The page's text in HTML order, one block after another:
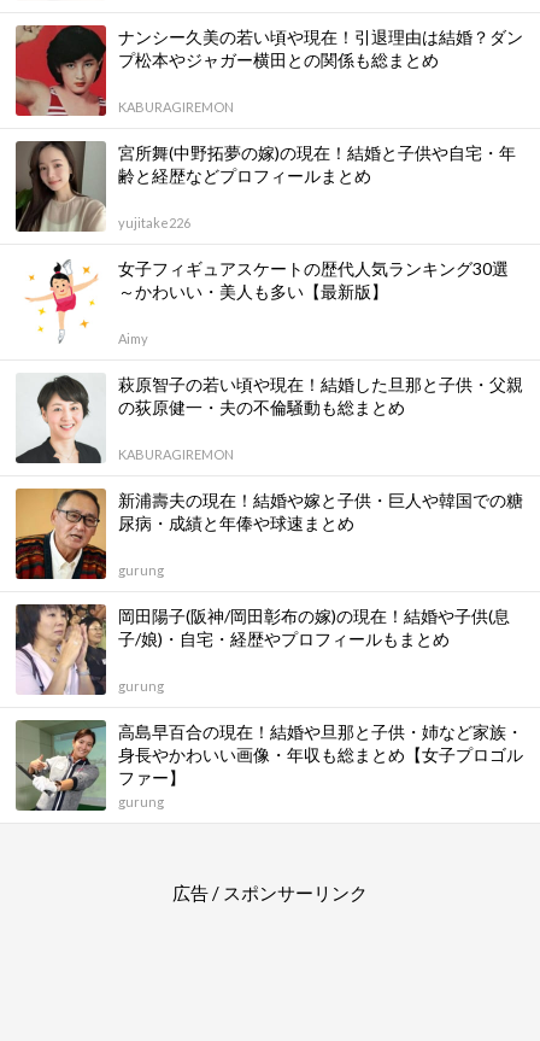
ナンシー久美の若い頃や現在！引退理由は結婚？ダン
プ松本やジャガー横田との関係も総まとめ
KABURAGIREMON
宮所舞(中野拓夢の嫁)の現在！結婚と子供や自宅・年
齢と経歴などプロフィールまとめ
yujitake226
女子フィギュアスケートの歴代人気ランキング30選
～かわいい・美人も多い【最新版】
Aimy
萩原智子の若い頃や現在！結婚した旦那と子供・父親
の荻原健一・夫の不倫騒動も総まとめ
KABURAGIREMON
新浦壽夫の現在！結婚や嫁と子供・巨人や韓国での糖
尿病・成績と年俸や球速まとめ
gurung
岡田陽子(阪神/岡田彰布の嫁)の現在！結婚や子供(息
子/娘)・自宅・経歴やプロフィールもまとめ
gurung
高島早百合の現在！結婚や旦那と子供・姉など家族・
身長やかわいい画像・年収も総まとめ【女子プロゴル
ファー】
gurung
広告 / スポンサーリンク